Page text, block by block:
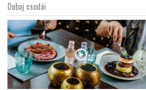
Dubaj csodái